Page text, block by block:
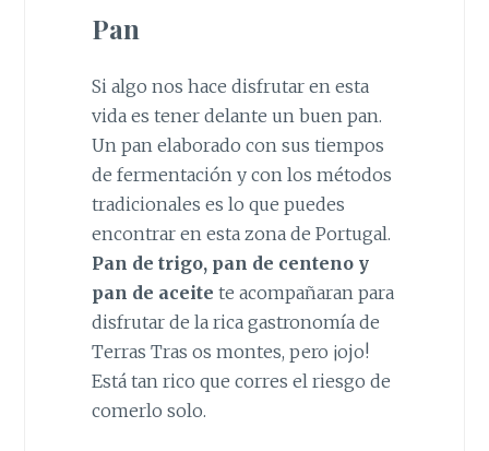
Pan
Si algo nos hace disfrutar en esta
vida es tener delante un buen pan.
Un pan elaborado con sus tiempos
de fermentación y con los métodos
tradicionales es lo que puedes
encontrar en esta zona de Portugal.
Pan de trigo, pan de centeno y
pan de aceite te acompañaran para
disfrutar de la rica gastronomía de
Terras Tras os montes, pero ¡ojo!
Está tan rico que corres el riesgo de
comerlo solo.